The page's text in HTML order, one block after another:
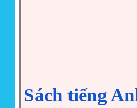
Sách tiếng